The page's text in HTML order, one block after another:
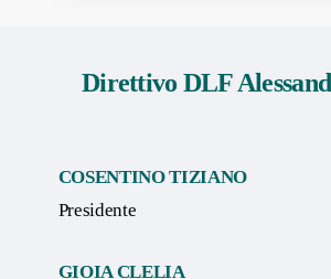
Direttivo DLF
COSENTINO TIZIANO
Presidente
GIOIA CLELIA